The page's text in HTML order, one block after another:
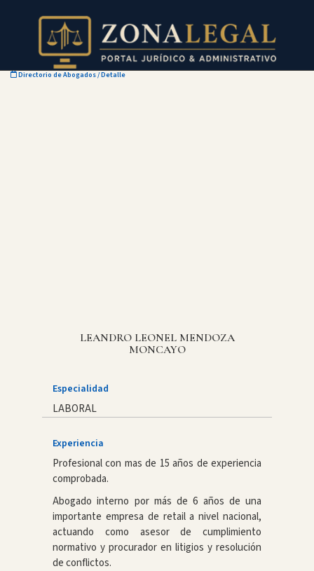
Directorio de Abogados/ Detalle
LEANDRO LEONEL MENDOZA
MONCAYO
Especialidad
LABORAL
Experiencia
Profesional con mas de 15 años de experiencia
comprobada.
Abogado interno por más de 6 años de una
importante empresa de retail a nivel nacional,
actuando como asesor de cumplimiento
normativo y procurador en litigios y resolución
de conflictos.